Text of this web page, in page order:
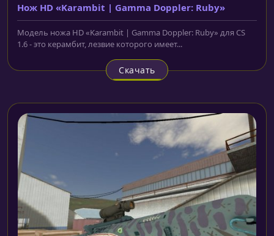
Нож HD «Karambit | Gamma Doppler: Ruby»
Модель ножа HD «Karambit | Gamma Doppler: Ruby» для CS
1.6 - это керамбит, лезвие которого имеет...
Скачать